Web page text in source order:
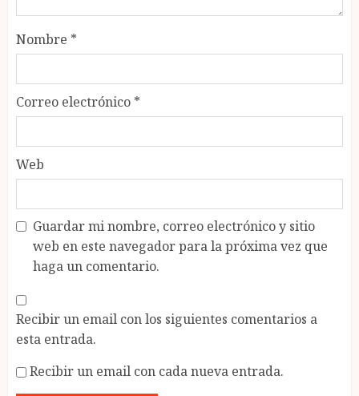
Nombre *
Correo electrónico *
Web
Guardar mi nombre, correo electrónico y sitio
web en este navegador para la próxima vez que
haga un comentario.
Recibir un email con los siguientes comentarios a
esta entrada.
Recibir un email con cada nueva entrada.